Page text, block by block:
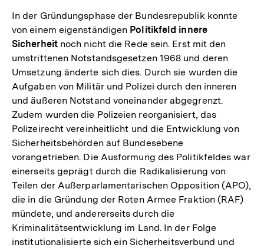
In der Gründungsphase der Bundesrepublik konnte
von einem eigenständigen Politikfeld innere
Sicherheitnoch nicht die Rede sein. Erst mit den
umstrittenen Notstandsgesetzen 1968 und deren
Umsetzung änderte sich dies. Durch sie wurden die
Aufgaben von Militär und Polizei durch den inneren
und äußeren Notstand voneinander abgegrenzt.
Zudem wurden die Polizeien reorganisiert, das
Polizeirecht vereinheitlicht und die Entwicklung von
Sicherheitsbehörden auf Bundesebene
vorangetrieben. Die Ausformung des Politikfeldes war
einerseits geprägt durch die Radikalisierung von
Teilen der Außerparlamentarischen Opposition (APO),
die in die Gründung der Roten Armee Fraktion (RAF)
mündete, und andererseits durch die
Kriminalitätsentwicklung im Land. In der Folge
institutionalisierte sich ein Sicherheitsverbund und